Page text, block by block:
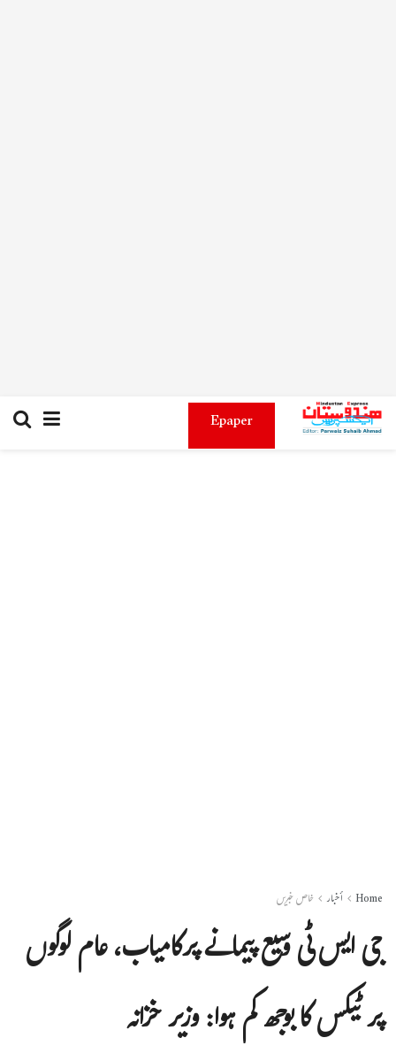
Epaper
Home أخبار خاص خبریں
جی ایس ٹی وسیع پیمانے پرکامیاب، عام لوگوں
پر ٹیکس کا بوجھ کم ہوا: وزیر خزانہ